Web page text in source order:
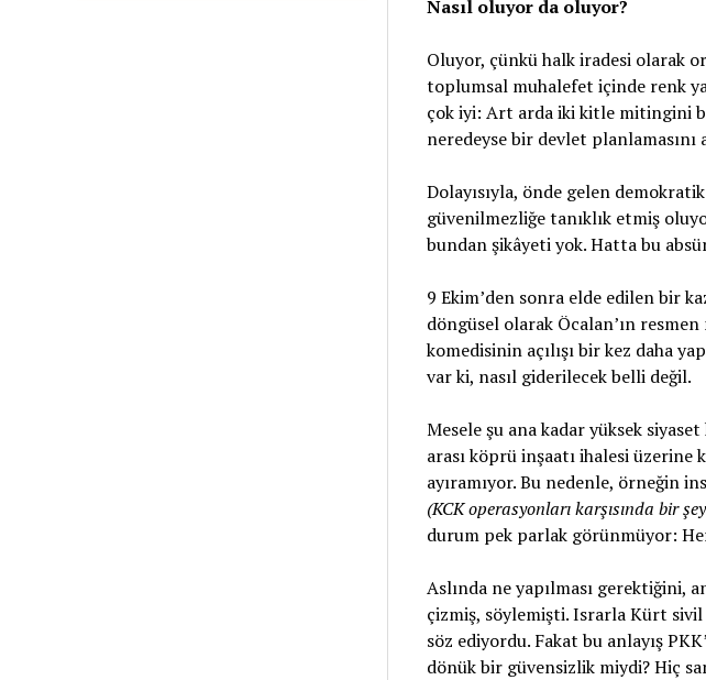
Nasıl oluyor da oluyor?
Oluyor, çünkü halk iradesi olarak
toplumsal muhalefet içinde renk
çok iyi: Art arda iki kitle mitingini
neredeyse bir devlet planlamasını
Dolayısıyla, önde gelen
güvenilmezliğe tanıklık etmiş
bundan şikâyeti yok. Hatta bu
9 Ekim’den sonra elde edilen bir
döngüsel olarak Öcalan’ın
komedisinin açılışı bir kez daha
var ki, nasıl giderilecek belli değil.
Mesele şu ana kadar yüksek
arası köprü inşaatı ihalesi
ayıramıyor. Bu nedenle, örneğin
(KCK operasyonları karşısında bir
durum pek parlak görünmüyor:
Aslında ne yapılması gerektiğini,
çizmiş, söylemişti. Israrla Kürt
söz ediyordu. Fakat bu anlayış
dönük bir güvensizlik miydi? Hiç